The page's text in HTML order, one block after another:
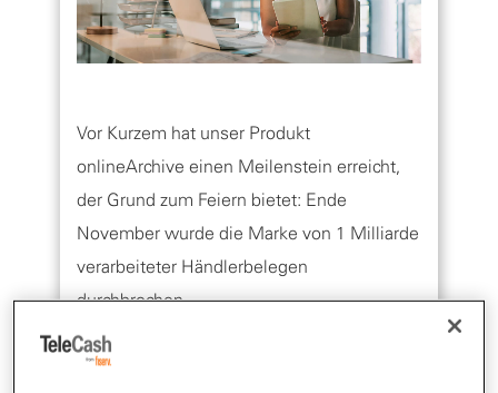
Vor Kurzem hat unser Produkt
onlineArchive einen Meilenstein erreicht,
der Grund zum Feiern bietet: Ende
November wurde die Marke von 1 Milliarde
verarbeiteter Händlerbelegen
durchbrochen.